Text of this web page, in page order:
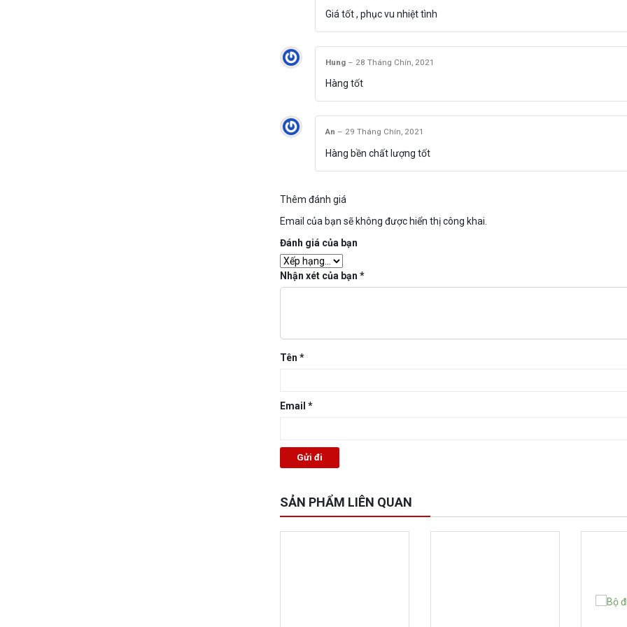
Giá tốt , phục vu nhiệt tình
Hung – 28 Tháng Chín, 2021
Hàng tốt
An – 29 Tháng Chín, 2021
Hàng bền chất lượng tốt
Thêm đánh giá
Email của bạn sẽ không được hiển thị công khai.
Đánh giá của bạn
Nhận xét của bạn*
Tên*
Email*
SẢN PHẨM LIÊN QUAN